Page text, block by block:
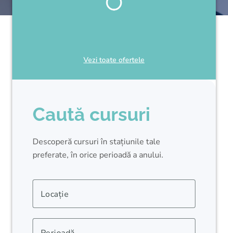
Vezi toate ofertele
Caută cursuri
Descoperă cursuri în stațiunile tale
preferate, în orice perioadă a anului.
Locație